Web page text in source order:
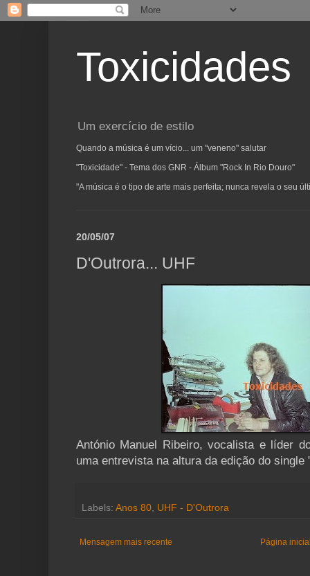
Toxicidades
Um exercício de estilo
Quando a música é um vício... um "veneno" salutar
"Toxicidade" - Tema dos GNR - Álbum "Rock In Rio Douro"
"A música é o tipo de arte mais perfeita; nunca revela o seu
20/05/07
D'Outrora... UHF
António Manuel Ribeiro, vocalista e líder
uma entrevista na altura da edição do
Labels: Anos 80, UHF - D'Outrora
Mensagem mais recente Página